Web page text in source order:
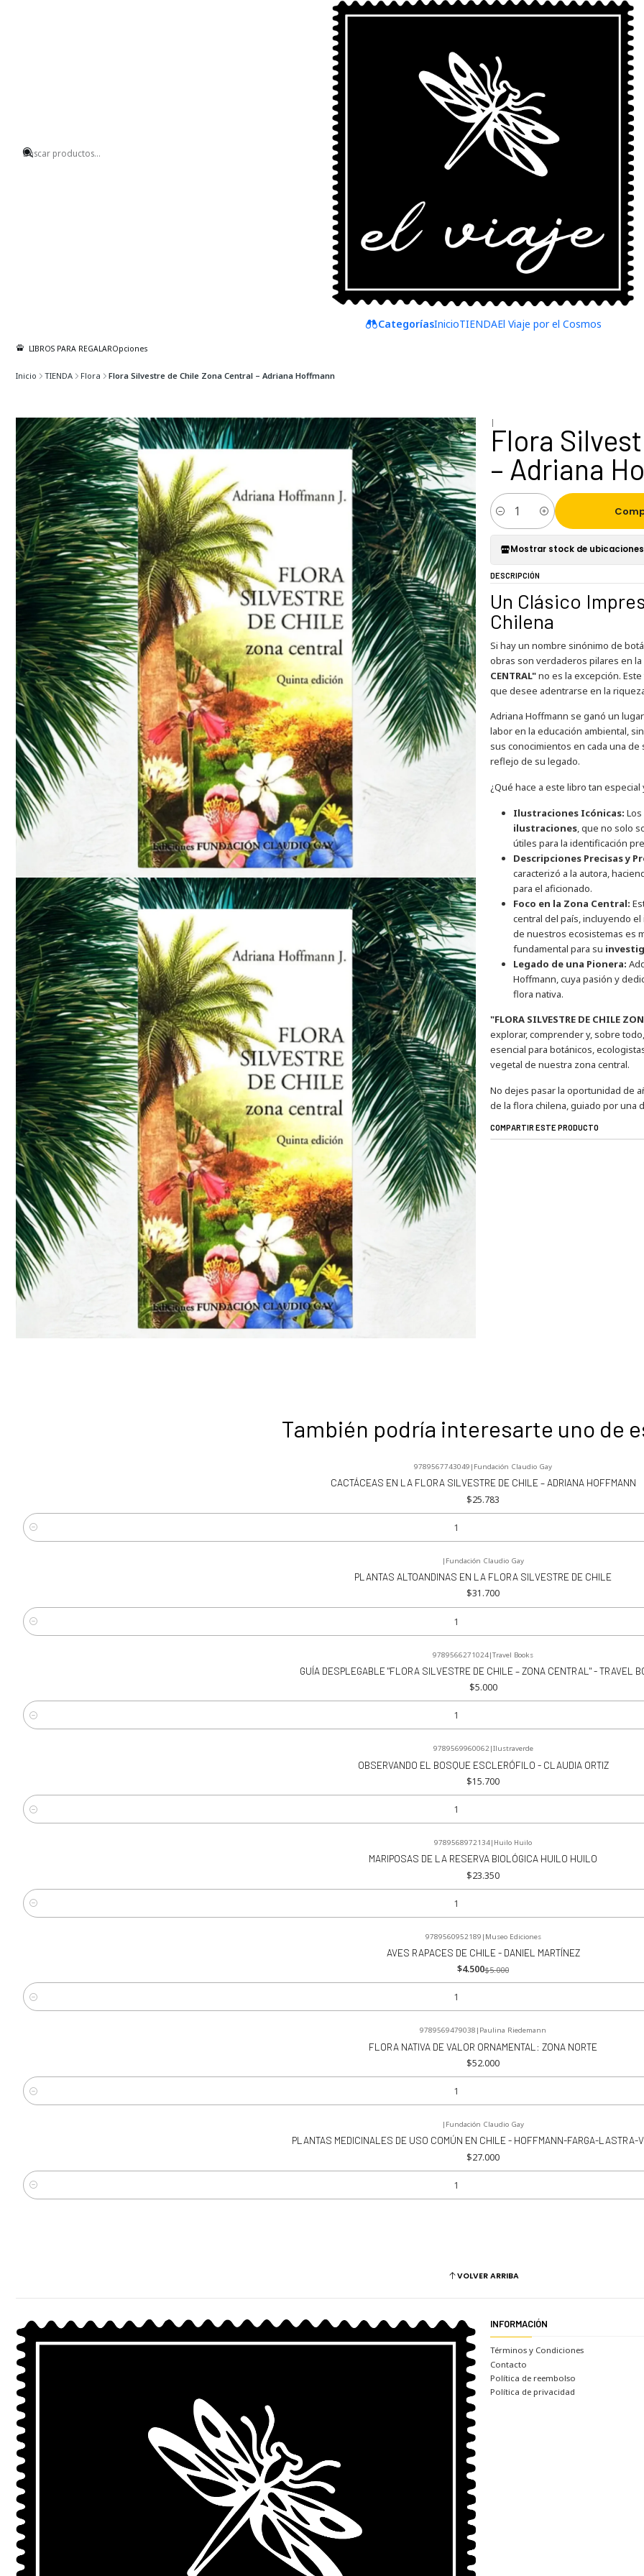
CategoríasInicioTIENDAEl Viaje por el Cosmos
LIBROS PARA REGALAROpciones
Inicio TIENDA Flora Flora Silvestre de Chile Zona Central – Adriana Hoffmann
|
Flora
– Adriana
Cantidad
Mostrar stock de ubicaciones
DESCRIPCIÓN
Un Clásico
Chilena
Si hay un nombre sinónimo de
obras son verdaderos pilares en
CENTRAL"no es la excepción.
que desee adentrarse en la
Adriana Hoffmann se ganó un
labor en la educación ambiental,
sus conocimientos en cada una
reflejo de su legado.
¿Qué hace a este libro tan
Ilustraciones Icónicas:
ilustraciones, que no solo
útiles para la identificación
Descripciones Precisas y
caracterizó a la autora,
para el aficionado.
Foco en la Zona Central:
central del país, incluyendo
de nuestros ecosistemas es
fundamental para su
Legado de una Pionera:
Hoffmann, cuya pasión y
flora nativa.
"FLORA SILVESTRE DE CHILE
explorar, comprender y, sobre
esencial para botánicos,
vegetal de nuestra zona central.
No dejes pasar la oportunidad de
de la flora chilena, guiado por una
COMPARTIR ESTE PRODUCTO
También podría interesarte uno de
9789567743049 | Fundación Claudio Gay
CACTÁCEAS EN LA FLORA SILVESTRE DE CHILE – ADRIANA HOFFMANN
$25.783
Cantidad
| Fundación Claudio Gay
PLANTAS ALTOANDINAS EN LA FLORA SILVESTRE DE CHILE
$31.700
Cantidad
9789566271024|Travel Books
GUÍA DESPLEGABLE "FLORA SILVESTRE DE CHILE – ZONA CENTRAL" - TRAVEL
$5.000
Cantidad
9789569960062|Ilustraverde
OBSERVANDO EL BOSQUE ESCLERÓFILO - CLAUDIA ORTIZ
$15.700
Cantidad
9789568972134| Huilo Huilo
MARIPOSAS DE LA RESERVA BIOLÓGICA HUILO HUILO
$23.350
Cantidad
9789560952189 | Museo Ediciones
AVES RAPACES DE CHILE - DANIEL MARTÍNEZ
$4.500$5.000
Cantidad
9789569479038 | Paulina Riedemann
FLORA NATIVA DE VALOR ORNAMENTAL: ZONA NORTE
$52.000
Cantidad
| Fundación Claudio Gay
PLANTAS MEDICINALES DE USO COMÚN EN CHILE - HOFFMANN-FARGA-LASTRA-
$27.000
Cantidad
VOLVER ARRIBA
INFORMACIÓN
Términos y Condiciones
Contacto
Política de reembolso
Política de privacidad